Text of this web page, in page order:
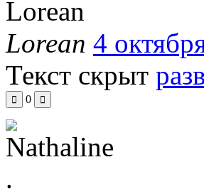
Lorean 4
Текст скрыт
0